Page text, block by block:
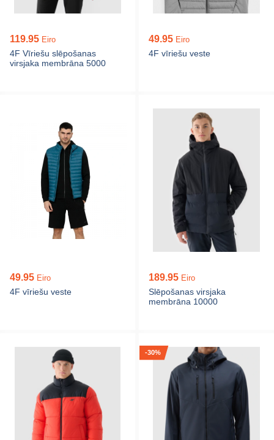
119.95 Eiro
4F Vīriešu slēpošanas
virsjaka membrāna 5000
49.95 Eiro
4F vīriešu veste
49.95 Eiro
4F vīriešu veste
189.95 Eiro
Slēpošanas virsjaka
membrāna 10000
-30%